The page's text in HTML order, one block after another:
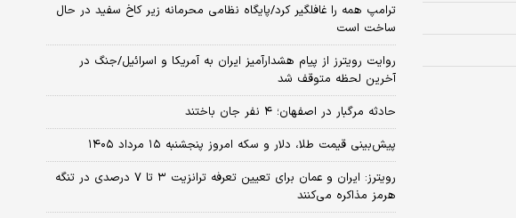
ترامپ همه را غافلگیر کرد/پایگاه نظامی محرمانه زیر کاخ سفید در حال
ساخت است
روایت رویترز از پیام هشدارآمیز ایران به آمریکا و اسرائیل/جنگ در
آخرین لحظه متوقف شد
حادثه مرگبار در اصفهان؛ ۴ نفر جان باختند
پیش‌بینی قیمت طلا، دلار و سکه امروز پنجشنبه ۱۵ مرداد ۱۴۰۵
رویترز: ایران و عمان برای تعیین تعرفه ترانزیت ۳ تا ۷ درصدی در تنگه
هرمز مذاکره می‌کنند